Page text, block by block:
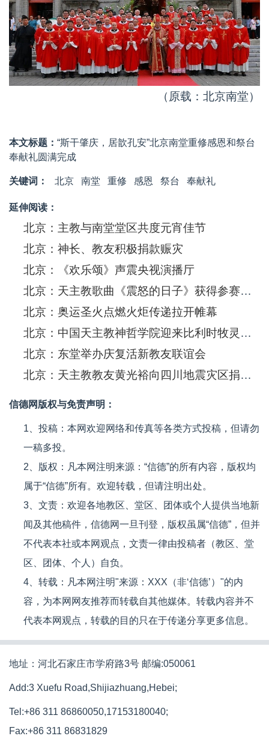
（原载：北京南堂）
本文标题： “斯干肇庆，居歆孔安”北京南堂重修感恩和祭台
奉献礼圆满完成
关键词： 北京 南堂 重修 感恩 祭台 奉献礼
延伸阅读：
北京：主教与南堂堂区共度元宵佳节
北京：神长、教友积极捐款赈灾
北京：《欢乐颂》声震央视演播厅
北京：天主教歌曲《震怒的日子》获得参赛金奖
北京：奥运圣火点燃火炬传递拉开帷幕
北京：中国天主教神哲学院迎来比利时牧灵交流代表团一行
北京：东堂举办庆复活新教友联谊会
北京：天主教教友黄光裕向四川地震灾区捐出善款5000万港元
信德网版权与免责声明：
1、投稿：本网欢迎网络和传真等各类方式投稿，但请勿
一稿多投。
2、版权：凡本网注明来源：“信德”的所有内容，版权均
属于“信德”所有。欢迎转载，但请注明出处。
3、文责：欢迎各地教区、堂区、团体或个人提供当地新
闻及其他稿件，信德网一旦刊登，版权虽属“信德”，但并
不代表本社或本网观点，文责一律由投稿者（教区、堂
区、团体、个人）自负。
4、转载：凡本网注明"来源：XXX（非‘信德’）"的内
容，为本网网友推荐而转载自其他媒体。转载内容并不
代表本网观点，转载的目的只在于传递分享更多信息。
地址：河北石家庄市学府路3号 邮编:050061
Add:3 Xuefu Road,Shijiazhuang,Hebei;
Tel:+86 311 86860050,17153180040;
Fax:+86 311 86831829